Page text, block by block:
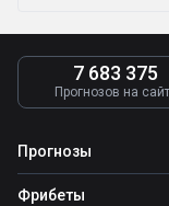
7 683 375
Прогнозов на
Прогнозы
Все прогнозы
Фрибеты